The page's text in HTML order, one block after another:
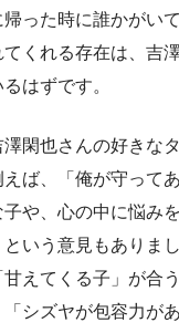
った時に誰かがい
くれる存在は、吉
はずです。
閑也さんの好きな
ば、「俺が守って
や、心の中に悩み
いう意見もありま
えてくる子」が合
シズヤが包容力が